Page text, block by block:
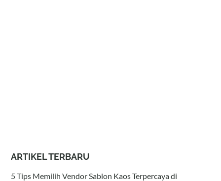
ARTIKEL TERBARU
5 Tips Memilih Vendor Sablon Kaos Terpercaya di